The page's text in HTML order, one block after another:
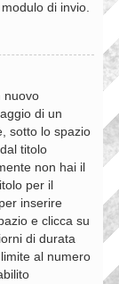
di invio.
nuovo
di un
sotto lo spazio
titolo
non hai il
per il
inserire
e clicca su
di durata
al numero